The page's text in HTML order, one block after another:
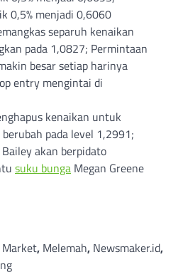
0,5% menjadi 0,6060
separuh kenaikan
pada 1,0827; Permintaan
besar setiap harinya
entry mengintai di
kenaikan untuk
pada level 1,2991;
akan berpidato
suku bunga Megan Greene
Market, Melemah, Newsmaker.id,